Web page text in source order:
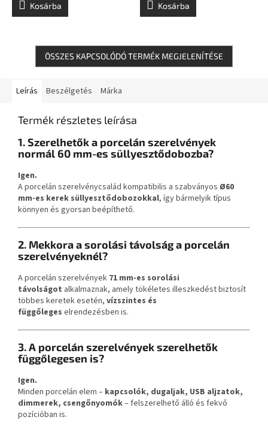
Kosárba Kosárba
ÖSSZES KAPCSOLÓDÓ TERMÉK MEGJELENÍTÉSE
Leírás Beszélgetés Márka
Termék részletes leírása
1. Szerelhetők a porcelán szerelvények
normál 60 mm-es süllyesztődobozba?
Igen.
A porcelán szerelvénycsalád kompatibilis a szabványos Ø60
mm-es kerek süllyesztődobozokkal, így bármelyik típus
könnyen és gyorsan beépíthető.
2. Mekkora a sorolási távolság a porcelán
szerelvényeknél?
A porcelán szerelvények 71 mm-es sorolási
távolságot alkalmaznak, amely tökéletes illeszkedést biztosít
többes keretek esetén, vízszintes és
függőleges elrendezésben is.
3. A porcelán szerelvények szerelhetők
függőlegesen is?
Igen.
Minden porcelán elem – kapcsolók, dugaljak, USB aljzatok,
dimmerek, csengőnyomók– felszerelhető álló és fekvő
pozícióban is.